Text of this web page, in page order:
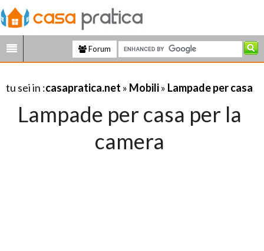
Forum
tu sei in :casapratica.net » Mobili» Lampade per casa
Lampade per casa per la
camera